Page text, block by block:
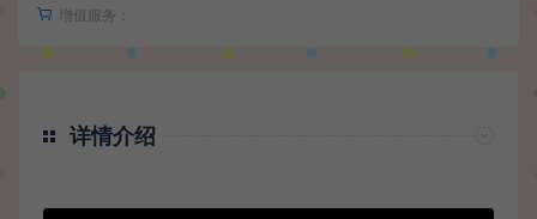
增值服务：
详情介绍